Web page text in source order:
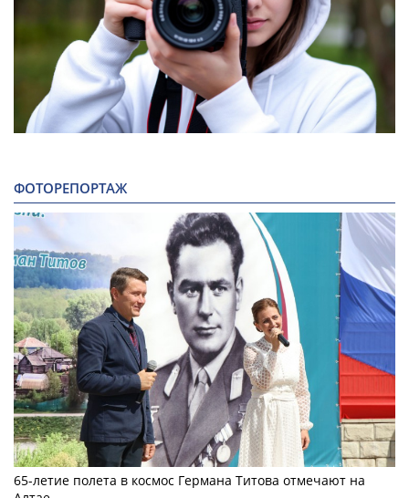
ФОТОРЕПОРТАЖ
65-летие полета в космос Германа Титова отмечают на